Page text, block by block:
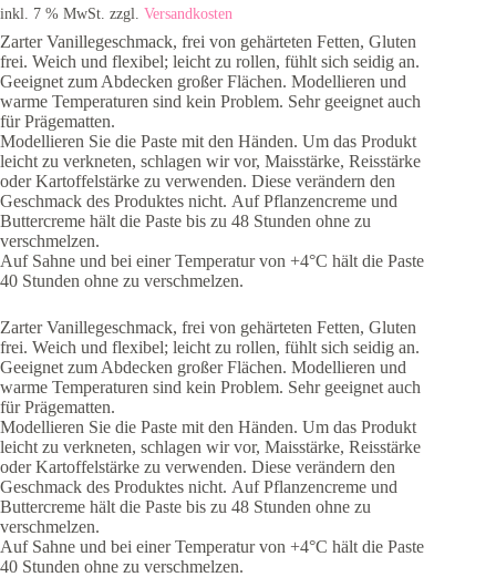
inkl. 7 % MwSt. zzgl. Versandkosten
Zarter Vanillegeschmack, frei von gehärteten Fetten, Gluten
frei. Weich und flexibel; leicht zu rollen, fühlt sich seidig an.
Geeignet zum Abdecken großer Flächen. Modellieren und
warme Temperaturen sind kein Problem. Sehr geeignet auch
für Prägematten.
Modellieren Sie die Paste mit den Händen. Um das Produkt
leicht zu verkneten, schlagen wir vor, Maisstärke, Reisstärke
oder Kartoffelstärke zu verwenden. Diese verändern den
Geschmack des Produktes nicht. Auf Pflanzencreme und
Buttercreme hält die Paste bis zu 48 Stunden ohne zu
verschmelzen.
Auf Sahne und bei einer Temperatur von +4°C hält die Paste
40 Stunden ohne zu verschmelzen.
Zarter Vanillegeschmack, frei von gehärteten Fetten, Gluten
frei. Weich und flexibel; leicht zu rollen, fühlt sich seidig an.
Geeignet zum Abdecken großer Flächen. Modellieren und
warme Temperaturen sind kein Problem. Sehr geeignet auch
für Prägematten.
Modellieren Sie die Paste mit den Händen. Um das Produkt
leicht zu verkneten, schlagen wir vor, Maisstärke, Reisstärke
oder Kartoffelstärke zu verwenden. Diese verändern den
Geschmack des Produktes nicht. Auf Pflanzencreme und
Buttercreme hält die Paste bis zu 48 Stunden ohne zu
verschmelzen.
Auf Sahne und bei einer Temperatur von +4°C hält die Paste
40 Stunden ohne zu verschmelzen.